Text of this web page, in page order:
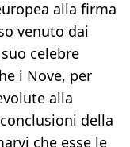
alla firma
venuto dai
celebre
i Nove, per
alla
della
che esse le